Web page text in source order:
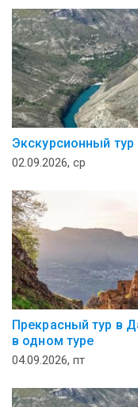
Экскурсионный тур
02.09.2026, ср
Прекрасный тур в
в одном туре
04.09.2026, пт